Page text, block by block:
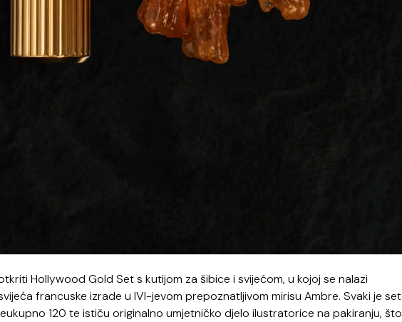
Hollywood Gold Set s kutijom za šibice i svijećom, u kojoj se nalazi
francuske izrade u IVI-jevom prepoznatljivom mirisu Ambre. Svaki je set
120 te ističu originalno umjetničko djelo ilustratorice na pakiranju, što